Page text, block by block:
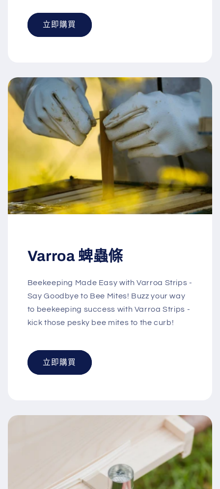
立即購買
Varroa 蜱蟲條
Beekeeping Made Easy with Varroa Strips -
Say Goodbye to Bee Mites! Buzz your way
to beekeeping success with Varroa Strips -
kick those pesky bee mites to the curb!
立即購買